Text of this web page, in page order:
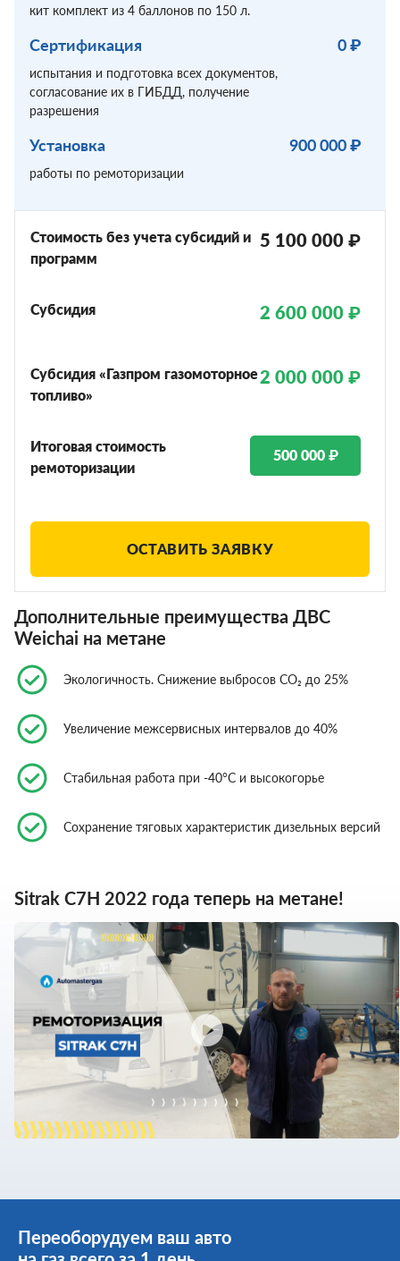
кит комплект из 4 баллонов по 150 л.
Сертификация 0 ₽
испытания и подготовка всех документов,
согласование их в ГИБДД, получение
разрешения
Установка 900 000 ₽
работы по ремоторизации
Стоимость без учета субсидий и
программ
5 100 000 ₽
Субсидия 2 600 000 ₽
Субсидия «Газпром газомоторное
топливо»
2 000 000 ₽
Итоговая стоимость
ремоторизации
500 000 ₽
ОСТАВИТЬ ЗАЯВКУ
Дополнительные преимущества ДВС
Weichai на метане
Экологичность. Снижение выбросов CO₂ до 25%
Увеличение межсервисных интервалов до 40%
Стабильная работа при -40°C и высокогорье
Сохранение тяговых характеристик дизельных версий
Sitrak С7Н 2022 года теперь на метане!
Переоборудуем ваш авто